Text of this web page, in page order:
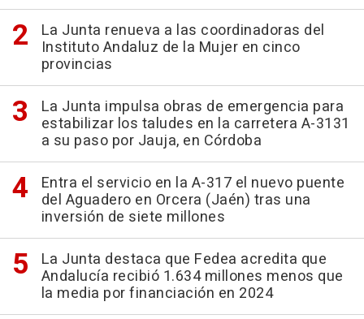
La Junta renueva a las coordinadoras del
Instituto Andaluz de la Mujer en cinco
provincias
La Junta impulsa obras de emergencia para
estabilizar los taludes en la carretera A-3131
a su paso por Jauja, en Córdoba
Entra el servicio en la A-317 el nuevo puente
del Aguadero en Orcera (Jaén) tras una
inversión de siete millones
La Junta destaca que Fedea acredita que
Andalucía recibió 1.634 millones menos que
la media por financiación en 2024